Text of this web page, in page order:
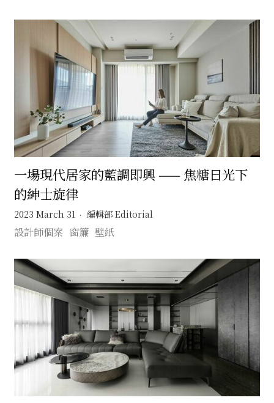
一場現代居家的藍調即興 —— 焦糖日光下
的紳士旋律
2023 March 31 編輯部 Editorial
設計師個案 窗簾 壁紙